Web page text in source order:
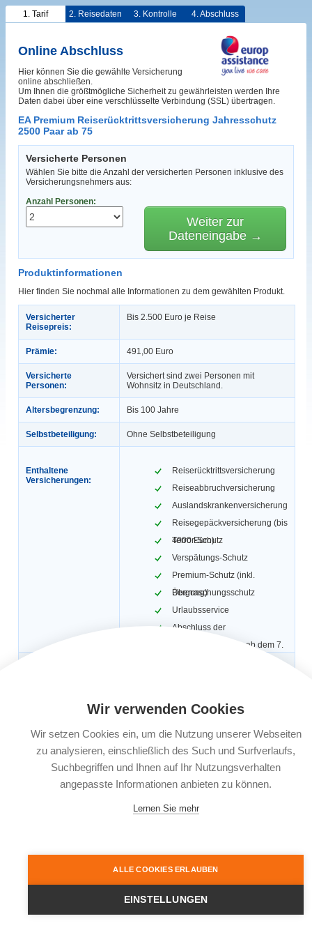
1. Tarif 2. Reisedaten 3. Kontrolle 4. Abschluss
Online Abschluss
Hier können Sie die gewählte Versicherung
online abschließen.
Um Ihnen die größtmögliche Sicherheit zu gewährleisten werden Ihre
Daten dabei über eine verschlüsselte Verbindung (SSL) übertragen.
EA Premium Reiserücktrittsversicherung Jahresschutz
2500 Paar ab 75
Versicherte Personen
Wählen Sie bitte die Anzahl der versicherten Personen inklusive des
Versicherungsnehmers aus:
Anzahl Personen:
Weiter zur
Dateneingabe →
Produktinformationen
Hier finden Sie nochmal alle Informationen zu dem gewählten Produkt.
Versicherter
Reisepreis:
Bis 2.500 Euro je Reise
Prämie: 491,00 Euro
Versicherte
Personen:
Versichert sind zwei Personen mit
Wohnsitz in Deutschland.
Altersbegrenzung: Bis 100 Jahre
Selbstbeteiligung: Ohne Selbstbeteiligung
Enthaltene
Versicherungen:
Reiserücktrittsversicherung
Reiseabbruchversicherung
Auslandskrankenversicherung
Reisegepäckversicherung (bis
4000 Euro)
Terror-Schutz
Verspätungs-Schutz
Premium-Schutz (inkl.
Bergung)
Überraschungsschutz
Urlaubsservice
Abschluss der
Reiseversicherung ab dem 7.
weniger als 30 Tagen vor Reiseantritt
muss der Versicherungsabschluss
innerhalb von 5 Kalendertagen nach
Reisebuchung erfolgen.
Leistungsträger:
Europ Assistance SA, Niederlassung für
München
Versicherungsprodukten (IPID)
Wir verwenden Cookies
Wir setzen Cookies ein, um die Nutzung unserer Webseiten
zu analysieren, einschließlich des Such und Surfverlaufs,
Suchbegriffen und Ihnen auf Ihr Nutzungsverhalten
angepasste Informationen anbieten zu können.
Lernen Sie mehr
ALLE COOKIES ERLAUBEN
EINSTELLUNGEN